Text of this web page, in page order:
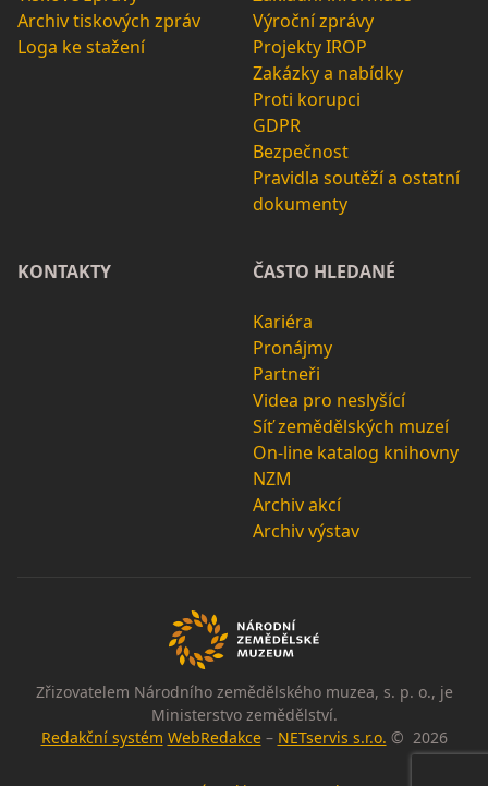
Archiv tiskových zpráv
Loga ke stažení
Výroční zprávy
Projekty IROP
Zakázky a nabídky
Proti korupci
GDPR
Bezpečnost
Pravidla soutěží a ostatní
dokumenty
KONTAKTY ČASTO HLEDANÉ
Kariéra
Pronájmy
Partneři
Videa pro neslyšící
Síť zemědělských muzeí
On-line katalog knihovny
NZM
Archiv akcí
Archiv výstav
Zřizovatelem Národního zemědělského muzea, s. p. o., je
Ministerstvo zemědělství.
Redakční systém WebRedakce– NETservis s.r.o. © 2026